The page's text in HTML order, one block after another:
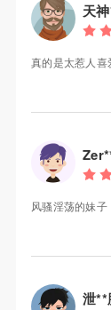
天
真的是太惹人
风骚淫荡的妹
泄**